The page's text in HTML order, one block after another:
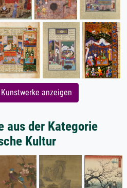
anzeigen
aus der Kategorie
Kultur